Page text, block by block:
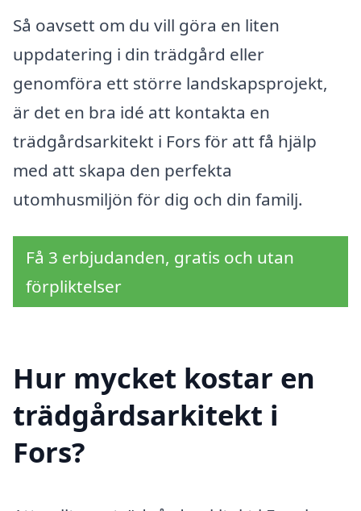
Så oavsett om du vill göra en liten
uppdatering i din trädgård eller
genomföra ett större landskapsprojekt,
är det en bra idé att kontakta en
trädgårdsarkitekt i Fors för att få hjälp
med att skapa den perfekta
utomhusmiljön för dig och din familj.
Få 3 erbjudanden, gratis och utan
förpliktelser
Hur mycket kostar en
trädgårdsarkitekt i
Fors?